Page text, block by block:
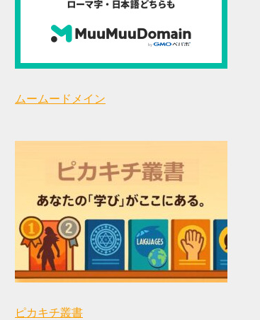
ムームードメイン
ピカキチ叢書